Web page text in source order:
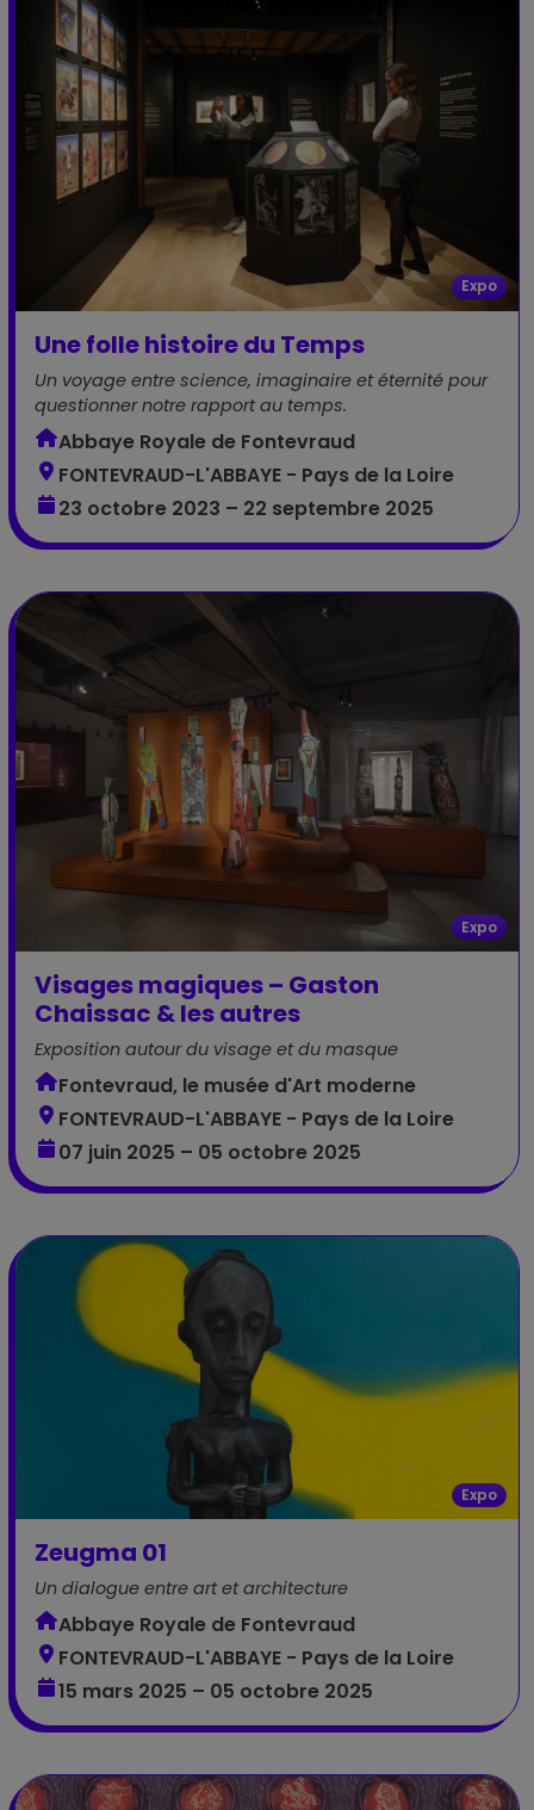
Expo
Une folle histoire du Temps
Un voyage entre science, imaginaire et éternité pour
questionner notre rapport au temps.
Abbaye Royale de Fontevraud
FONTEVRAUD-L'ABBAYE - Pays de la Loire
23 octobre 2023 – 22 septembre 2025
Expo
Visages magiques – Gaston
Chaissac & les autres
Exposition autour du visage et du masque
Fontevraud, le musée d'Art moderne
FONTEVRAUD-L'ABBAYE - Pays de la Loire
07 juin 2025 – 05 octobre 2025
Expo
Zeugma 01
Un dialogue entre art et architecture
Abbaye Royale de Fontevraud
FONTEVRAUD-L'ABBAYE - Pays de la Loire
15 mars 2025 – 05 octobre 2025